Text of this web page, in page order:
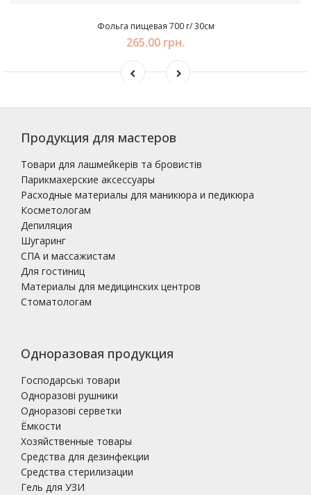
Фольга пищевая 700 г/ 30см
265.00 грн.
Продукция для мастеров
Товари для лашмейкерів та бровистів
Парикмахерские аксессуары
Расходные материалы для маникюра и педикюра
Косметологам
Депиляция
Шугаринг
СПА и массажистам
Для гостиниц
Материалы для медицинских центров
Стоматологам
Одноразовая продукция
Господарські товари
Одноразові рушники
Одноразові серветки
Ёмкости
Хозяйственные товары
Средства для дезинфекции
Средства стерилизации
Гель для УЗИ